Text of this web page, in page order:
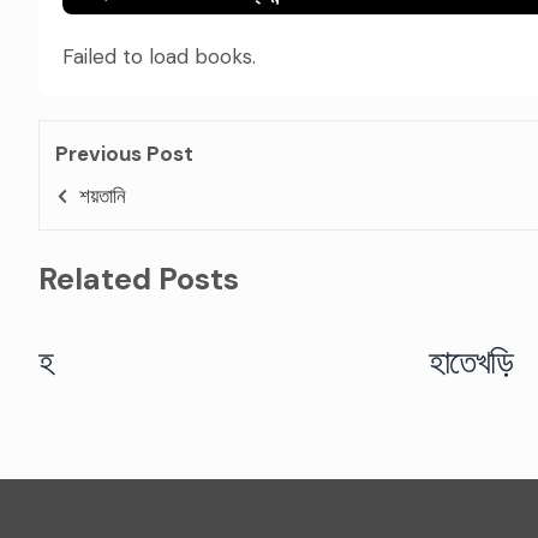
Failed to load books.
Previous Post
শয়তানি
Related Posts
হ হাতেখড়ি